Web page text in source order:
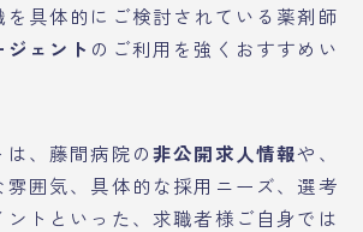
具体的にご検討されている薬剤師
ェント のご利用を強くおすすめい
、藤間病院の非公開求人情報や、
囲気、具体的な採用ニーズ、選考
トといった、求職者様ご自身では